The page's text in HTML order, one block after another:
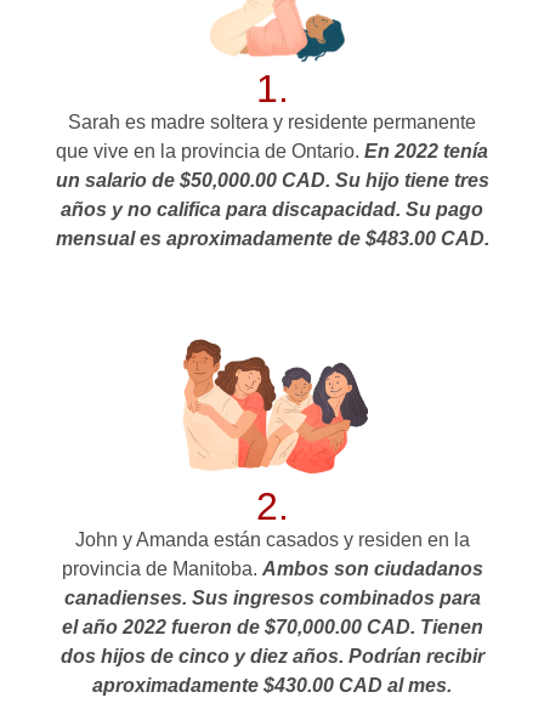
1.
Sarah es madre soltera y residente permanente
que vive en la provincia de Ontario. En 2022 tenía
un salario de $50,000.00 CAD. Su hijo tiene tres
años y no califica para discapacidad. Su pago
mensual es aproximadamente de $483.00 CAD.
2.
John y Amanda están casados y residen en la
provincia de Manitoba. Ambos son ciudadanos
canadienses. Sus ingresos combinados para
el año 2022 fueron de $70,000.00 CAD. Tienen
dos hijos de cinco y diez años. Podrían recibir
aproximadamente $430.00 CAD al mes.